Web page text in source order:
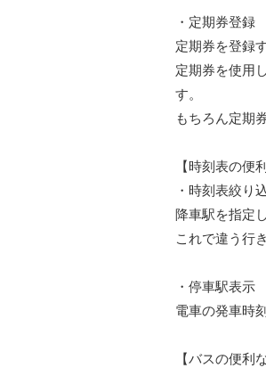
・定期券登録
定期券を登録
定期券を使用
す。
もちろん定期
【時刻表の便
・時刻表絞り
降車駅を指定
これで違う行
・停車駅表示
電車の発車時
【バスの便利